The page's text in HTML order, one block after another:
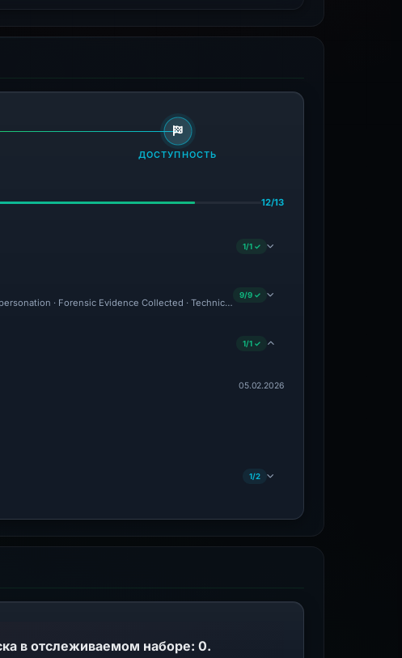
ДОСТУПНОСТЬ
12/13
1/1 ✓
· Forensic Evidence Collected · Technical Analysis Recorded
9/9 ✓
1/1 ✓
05.02.2026
1/2
в отслеживаемом наборе: 0.